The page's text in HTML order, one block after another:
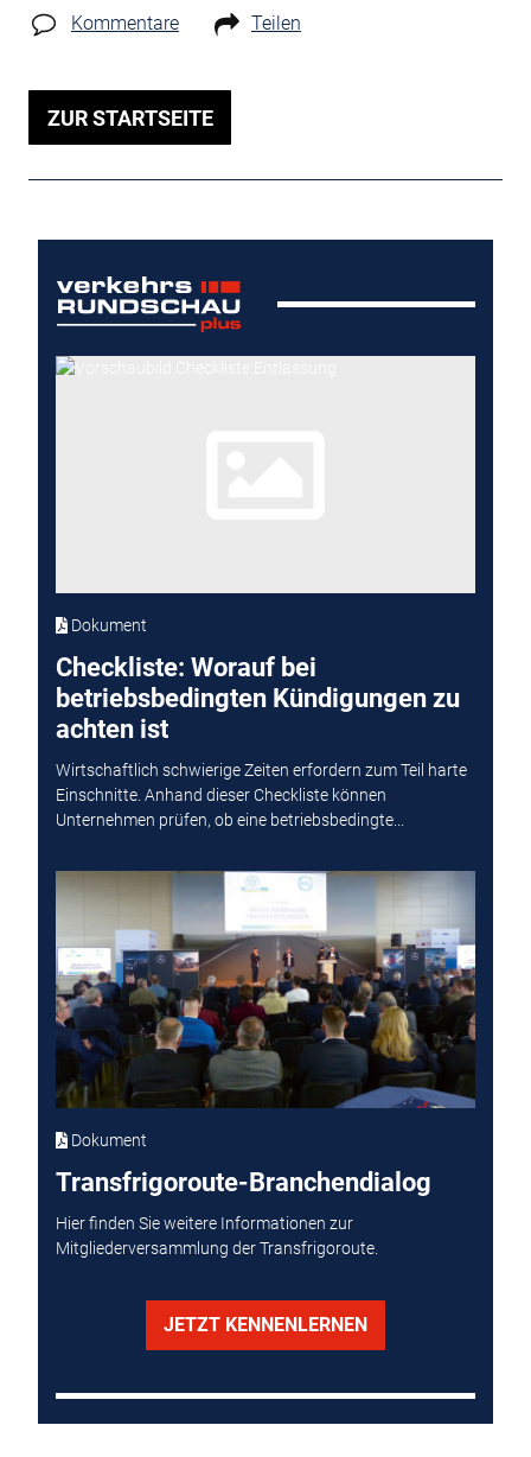
Kommentare Teilen
ZUR STARTSEITE
Dokument
Checkliste: Worauf bei
betriebsbedingten Kündigungen zu
achten ist
Wirtschaftlich schwierige Zeiten erfordern zum Teil harte
Einschnitte. Anhand dieser Checkliste können
Unternehmen prüfen, ob eine betriebsbedingte...
Dokument
Transfrigoroute-Branchendialog
Hier finden Sie weitere Informationen zur
Mitgliederversammlung der Transfrigoroute.
JETZT KENNENLERNEN